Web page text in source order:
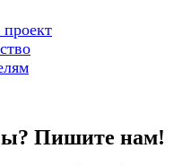
Пишите нам!